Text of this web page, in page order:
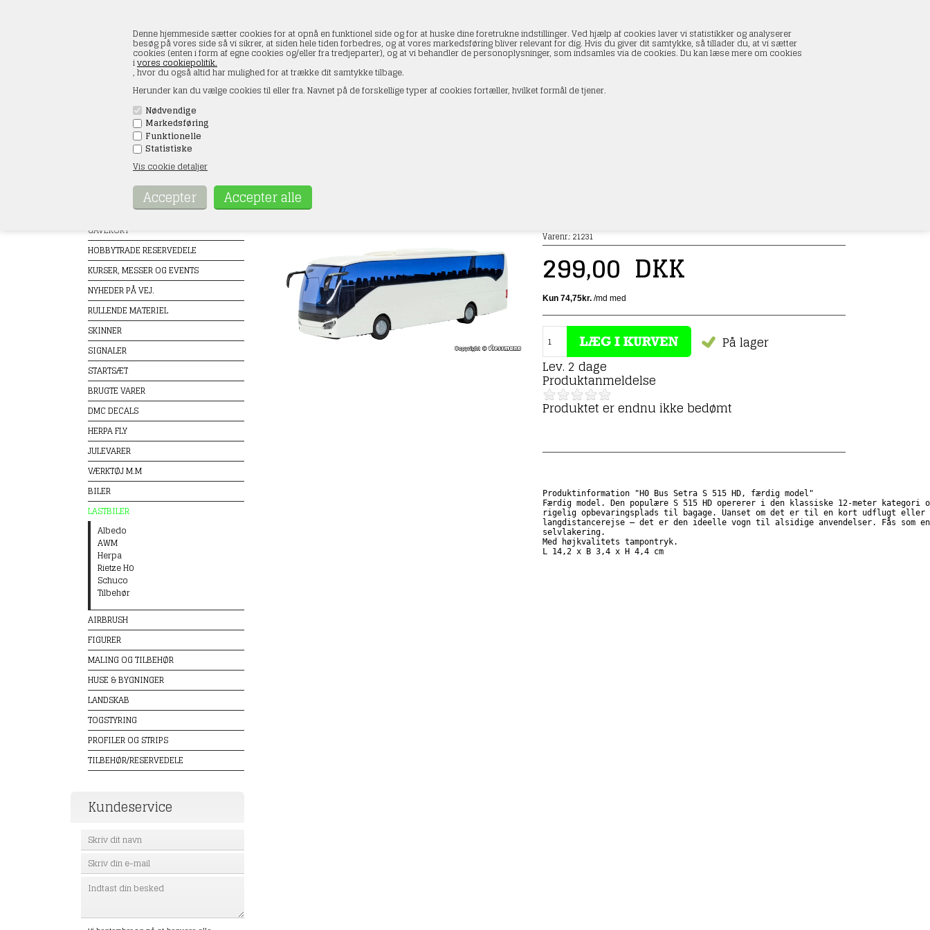
Denne hjemmeside sætter cookies for at opnå en funktionel side og for at huske dine foretrukne indstillinger. Ved hjælp af cookies laver vi statistikker og analyserer
besøg på vores side så vi sikrer, at siden hele tiden forbedres, og at vores markedsføring bliver relevant for dig. Hvis du giver dit samtykke, så tillader du, at vi sætter
cookies (enten i form af egne cookies og/eller fra tredjeparter), og at vi behandler de personoplysninger, som indsamles via de cookies. Du kan læse mere om cookies
ivores cookiepolitik.
, hvor du også altid har mulighed for at trække dit samtykke tilbage.
Herunder kan du vælge cookies til eller fra. Navnet på de forskellige typer af cookies fortæller, hvilket formål de tjener.
Nødvendige
Markedsføring
Funktionelle
Statistiske
Vis cookie detaljer
0 vare(r) i kurven
I alt:
ÅBNINGSTIDER
Produkter
GAVEKORT
HOBBYTRADE RESERVEDELE
KURSER, MESSER OG EVENTS
NYHEDER PÅ VEJ.
RULLENDE MATERIEL
SKINNER
SIGNALER
STARTSÆT
BRUGTE VARER
DMC DECALS
HERPA FLY
JULEVARER
VÆRKTØJ M.M
BILER
LASTBILER
Albedo
AWM
Herpa
Rietze H0
Schuco
Tilbehør
AIRBRUSH
FIGURER
MALING OG TILBEHØR
HUSE & BYGNINGER
LANDSKAB
TOGSTYRING
PROFILER OG STRIPS
TILBEHØR/RESERVEDELE
Kundeservice
Forside»
Varenr.: 21231
299,00 DKK
På lager
Lev. 2 dage
Produktanmeldelse
Produktet er endnu ikke bedømt
Produktinformation "H0 Bus Setra S 515 HD, færdig model"
Færdig model. Den populære S 515 HD opererer i den klassiske 12-meter kategori
rigelig opbevaringsplads til bagage. Uanset om det er til en kort udflugt eller
langdistancerejse – det er den ideelle vogn til alsidige anvendelser. Fås som
selvlakering.
Med højkvalitets tampontryk.
L 14,2 x B 3,4 x H 4,4 cm